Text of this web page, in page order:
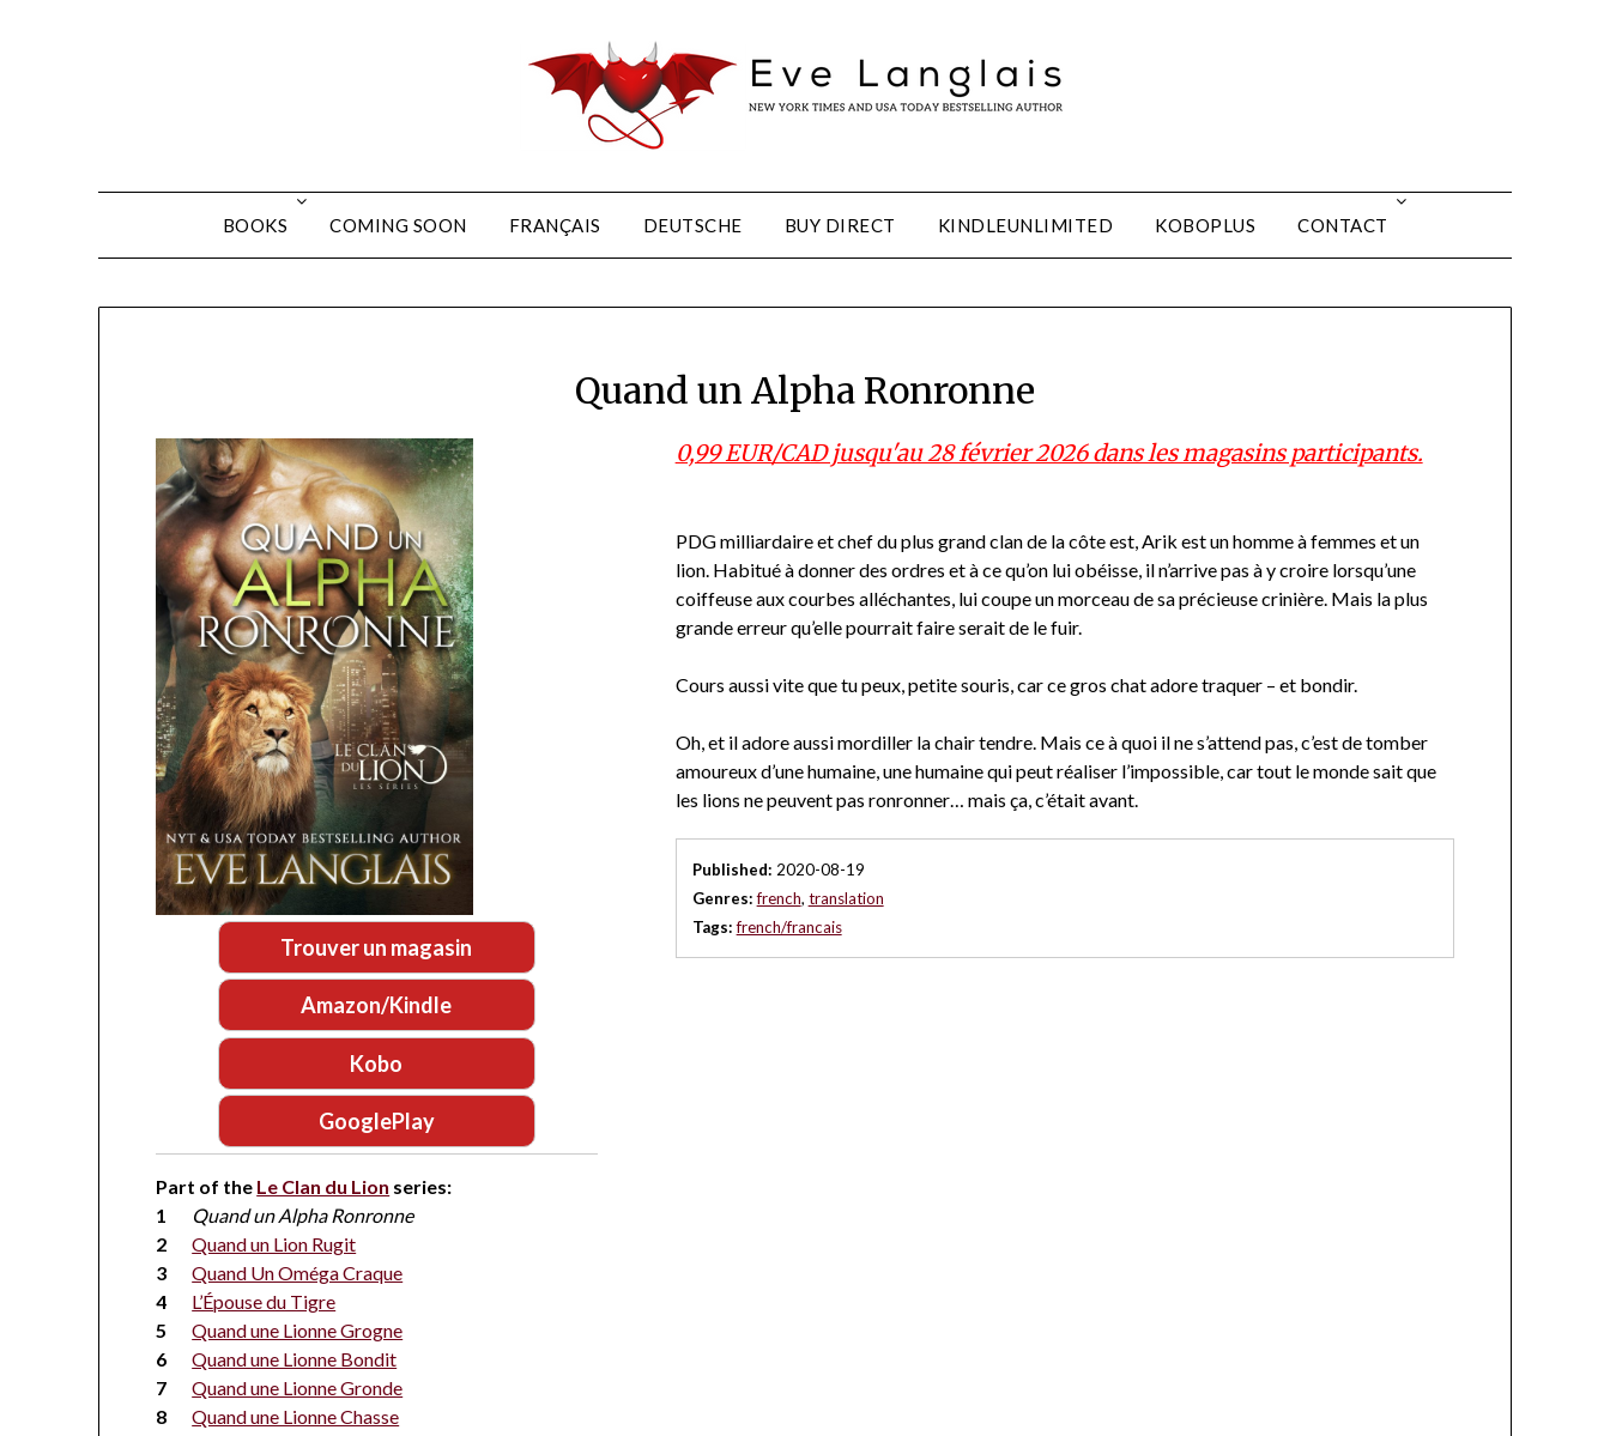
BOOKS COMING SOON FRANÇAIS DEUTSCHE BUY DIRECT KINDLEUNLIMITED KOBOPLUS CONTACT
Quand un Alpha Ronronne
Trouver un magasin
Amazon/Kindle
Kobo
GooglePlay
Part of the Le Clan du Lion series:
Quand un Alpha Ronronne
Quand un Lion Rugit
Quand Un Oméga Craque
L’Épouse du Tigre
Quand une Lionne Grogne
Quand une Lionne Bondit
Quand une Lionne Gronde
Quand une Lionne Chasse
0,99 EUR/CAD jusqu'au 28 février 2026 dans les magasins participants.
PDG milliardaire et chef du plus grand clan de la côte est, Arik est un homme à femmes et un
lion. Habitué à donner des ordres et à ce qu’on lui obéisse, il n’arrive pas à y croire lorsqu’une
coiffeuse aux courbes alléchantes, lui coupe un morceau de sa précieuse crinière. Mais la plus
grande erreur qu’elle pourrait faire serait de le fuir.
Cours aussi vite que tu peux, petite souris, car ce gros chat adore traquer – et bondir.
Oh, et il adore aussi mordiller la chair tendre. Mais ce à quoi il ne s’attend pas, c’est de tomber
amoureux d’une humaine, une humaine qui peut réaliser l’impossible, car tout le monde sait que
les lions ne peuvent pas ronronner… mais ça, c’était avant.
Published: 2020-08-19
Genres: french, translation
Tags: french/francais